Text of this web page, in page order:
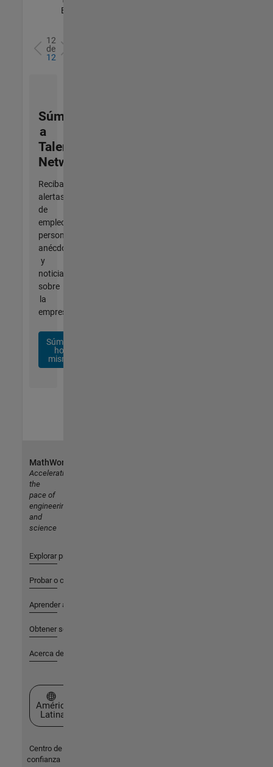
Experimentado
12
de
12
Súmese
a
Talent
Network
Reciba
alertas
de
empleo
personalizadas,
anécdotas
y
noticias
sobre
la
empresa.
Súmese
hoy
mismo
MathWorks
Accelerating
the
pace of
engineering
and
science
Explorar productos
Probar o comprar
Aprender a utilizar
Obtener soporte
Acerca de MathWorks
Seleccione un país/idioma
América
Latina
Centro de
confianza